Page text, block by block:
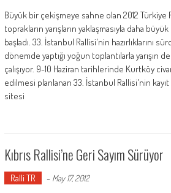
Büyük bir çekişmeye sahne olan 2012 Türkiye
toprakların yarışların yaklaşmasıyla daha
başladı. 33. İstanbul Rallisi'nin hazırlıklarını
dönemde yaptığı yoğun toplantılarla yarışın
çalışıyor. 9-10 Haziran tarihlerinde Kurtköy
edilmesi planlanan 33. İstanbul Rallisi'nin
sitesi
Kıbrıs Rallisi’ne Geri Sayım Sürüyor
Ralli TR - May 17, 2012